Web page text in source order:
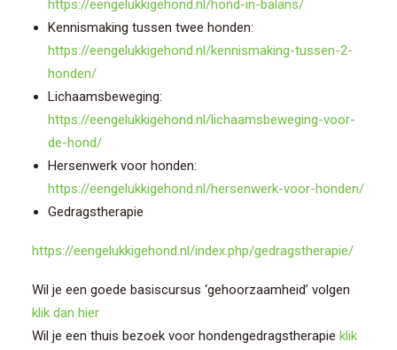
https://eengelukkigehond.nl/hond-in-balans/
Kennismaking tussen twee honden:
https://eengelukkigehond.nl/kennismaking-tussen-2-
honden/
Lichaamsbeweging:
https://eengelukkigehond.nl/lichaamsbeweging-voor-
de-hond/
Hersenwerk voor honden:
https://eengelukkigehond.nl/hersenwerk-voor-honden/
Gedragstherapie
https://eengelukkigehond.nl/index.php/gedragstherapie/
Wil je een goede basiscursus ‘gehoorzaamheid’ volgen
klik dan hier
Wil je een thuis bezoek voor hondengedragstherapie klik